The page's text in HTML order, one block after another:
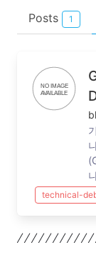
Posts 1
technical-